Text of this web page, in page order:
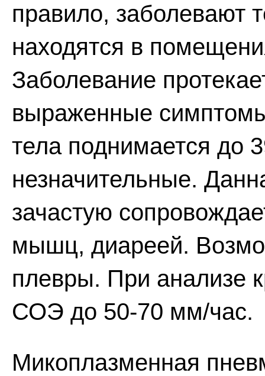
правило, заболевают
находятся в
Заболевание
выраженные
тела поднимается до
незначительные.
зачастую
мышц, диареей.
плевры. При анализе
СОЭ до 50-70 мм/час.
Микоплазменная